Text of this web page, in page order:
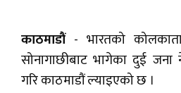
काठमाडौं- भारतको
सोनागाछीबाट भागेका दुई जना
गरि काठमाडौं ल्याइएको छ ।